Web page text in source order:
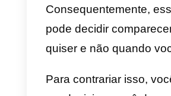
faça o lead
ganhar falando
pelo qual deve